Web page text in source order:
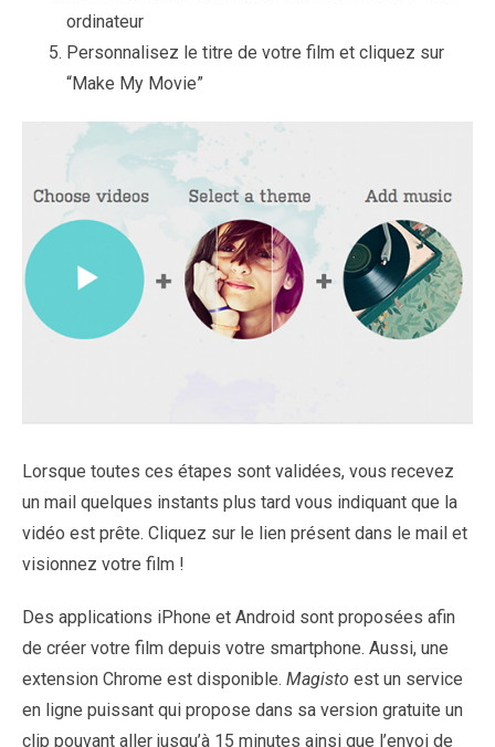
ordinateur
Personnalisez le titre de votre film et cliquez sur
“Make My Movie”
Lorsque toutes ces étapes sont validées, vous recevez
un mail quelques instants plus tard vous indiquant que la
vidéo est prête. Cliquez sur le lien présent dans le mail et
visionnez votre film !
Des applications iPhone et Android sont proposées afin
de créer votre film depuis votre smartphone. Aussi, une
extension Chrome est disponible. Magisto est un service
en ligne puissant qui propose dans sa version gratuite un
clip pouvant aller jusqu’à 15 minutes ainsi que l’envoi de